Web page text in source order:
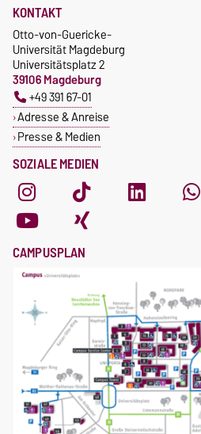
SOZIALE MEDIEN
KONTAKT
Otto-von-Guericke-
Universität Magdeburg
Universitätsplatz 2
39106 Magdeburg
+49 391 67-01
Adresse & Anreise
Presse & Medien
CAMPUSPLAN